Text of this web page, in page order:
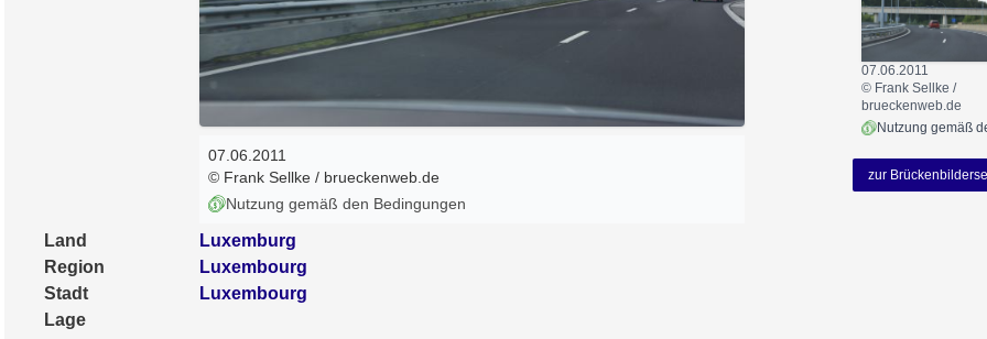
07.06.2011
© Frank Sellke / brueckenweb.de
Nutzung gemäß den Bedingungen
07.06.2011
© Frank Sellke /
brueckenweb.de
zur
Land
Luxemburg
Region
Luxembourg
Stadt
Luxembourg
Lage